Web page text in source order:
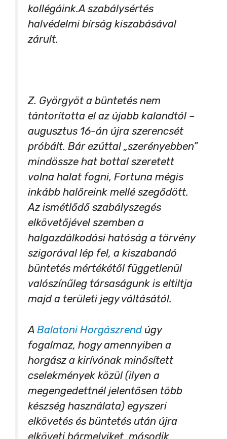
kollégáink.A szabálysértés
halvédelmi bírság kiszabásával
zárult.
Z. Györgyöt a büntetés nem
tántorította el az újabb kalandtól –
augusztus 16-án újra szerencsét
próbált. Bár ezúttal „szerényebben”
mindössze hat bottal szeretett
volna halat fogni, Fortuna mégis
inkább halőreink mellé szegődött.
Az ismétlődő szabályszegés
elkövetőjével szemben a
halgazdálkodási hatóság a törvény
szigorával lép fel, a kiszabandó
büntetés mértékétől függetlenül
valószínűleg társaságunk is eltiltja
majd a területi jegy váltásától.
A Balatoni Horgászrendúgy
fogalmaz, hogy amennyiben a
horgász a kirívónak minősített
cselekmények közül (ilyen a
megengedettnél jelentősen több
készség használata) egyszeri
elkövetés és büntetés után újra
elköveti bármelyiket, második